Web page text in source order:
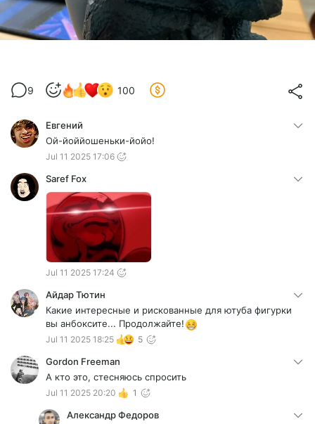
9 100
Евгений
Ой-йоййошеньки-йойо!
Jul 11 2025 17:06
Saref Fox
Jul 11 2025 17:24
Айдар Тютин
Какие интересные и рискованные для ютуба фигурки
вы анбоксите... Продолжайте!
Jul 11 2025 18:25 5
Gordon Freeman
А кто это, стесняюсь спросить
Jul 11 2025 20:20 1
Александр Федоров